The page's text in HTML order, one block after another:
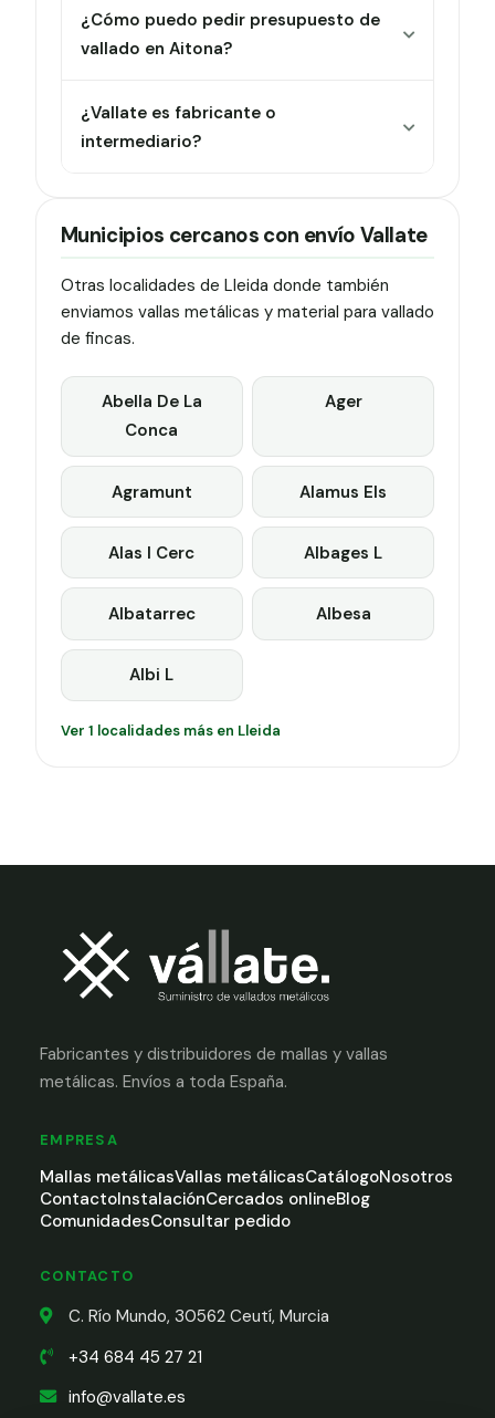
¿Cómo puedo pedir presupuesto de
vallado en Aitona?
¿Vallate es fabricante o
intermediario?
Municipios cercanos con envío Vallate
Otras localidades de Lleida donde también
enviamos vallas metálicas y material para vallado
de fincas.
Abella De La
Conca
Ager
Agramunt Alamus Els
Alas I Cerc Albages L
Albatarrec Albesa
Albi L
Ver 1 localidades más en Lleida
Fabricantes y distribuidores de mallas y vallas
metálicas. Envíos a toda España.
EMPRESA
Mallas metálicasVallas metálicasCatálogoNosotros
ContactoInstalaciónCercados onlineBlog
ComunidadesConsultar pedido
CONTACTO
C. Río Mundo, 30562 Ceutí, Murcia
+34 684 45 27 21
info@vallate.es